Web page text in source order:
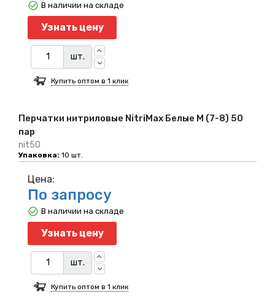
Перчатки нитриловые NitriMax Белые M (7-8) 50
пар
nit50
Упаковка: 10 шт.
Узнать цену
шт.
В наличии на складе
Купить оптом в 1 клик
Цена:
По запросу
Узнать цену
шт.
В наличии на складе
Купить оптом в 1 клик